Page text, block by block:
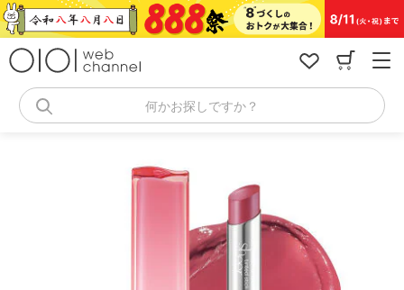
コ
ン
何かお探しですか？